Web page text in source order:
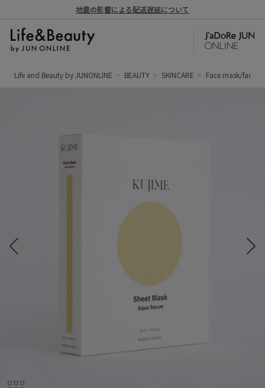
地震の影響による配送遅延について
Life and Beauty by JUNONLINE BEAUTY SKINCARE Face mask/face